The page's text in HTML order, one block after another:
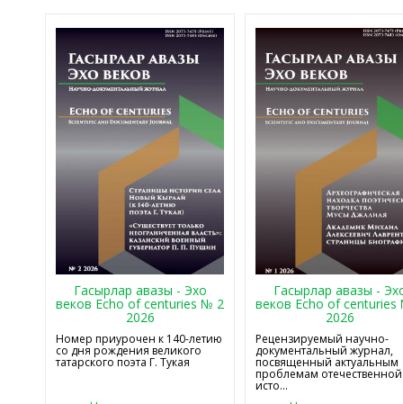
Гасырлар авазы - Эхо
веков Echo of centuries № 2
2026
Номер приурочен к 140-летию
со дня рождения великого
татарского поэта Г. Тукая
Гасырлар авазы -
веков Echo of
2026
Рецензируемый научно-
документальный журнал,
посвященный актуальным
проблемам отечественной
исто...